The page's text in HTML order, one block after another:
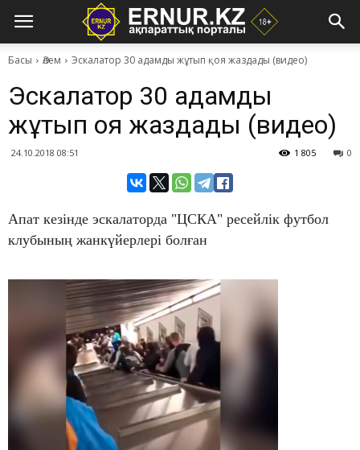
Басы Әлем Эскалатор 30 адамды жұтып қоя жаздады (видео)
Эскалатор 30 адамды
жұтып қоя жаздады (видео)
24.10.2018 08:51 0
1 805
Апат кезінде эскалаторда "ЦСКА" ресейлік футбол
клубының жанкүйерлері болған